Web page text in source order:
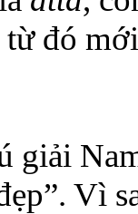
đó
giải
Vì